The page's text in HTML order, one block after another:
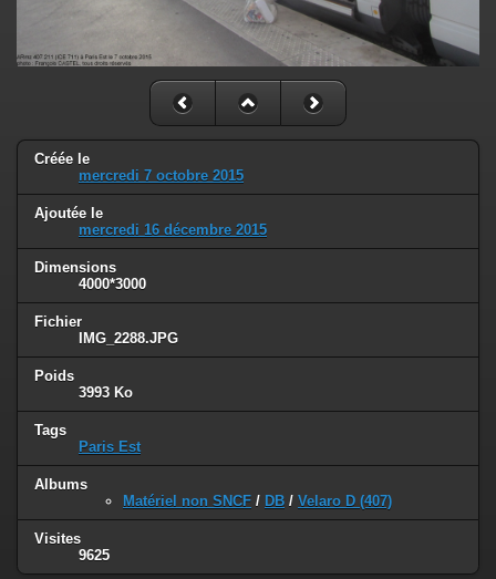
Créée le
mercredi 7 octobre 2015
Ajoutée le
mercredi 16 décembre 2015
Dimensions
4000*3000
Fichier
IMG_2288.JPG
Poids
3993 Ko
Tags
Paris Est
Albums
Matériel non SNCF / DB / Velaro D (407)
Visites
9625